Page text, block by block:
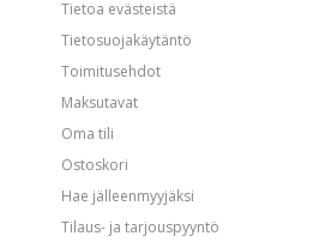
Tietoa evästeistä
Tietosuojakäytäntö
Toimitusehdot
Maksutavat
Oma tili
Ostoskori
Hae jälleenmyyjäksi
Tilaus- ja tarjouspyyntö